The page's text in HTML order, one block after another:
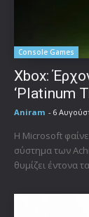
Console Games
Xbox:
‘Platinum
Aniram - 6
Η Microsoft
σύστημα των
θυμίζει έντονα